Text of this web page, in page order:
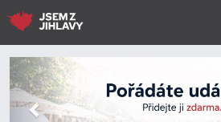
Předchozí